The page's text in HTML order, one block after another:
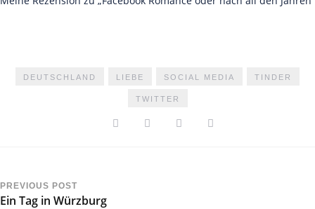
DEUTSCHLAND LIEBE SOCIAL MEDIA TINDER
TWITTER
PREVIOUS POST
Ein Tag in Würzburg